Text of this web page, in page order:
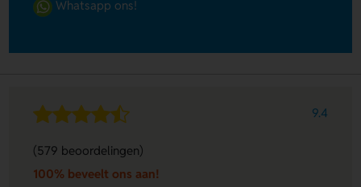
Whatsapp ons!
9.4
(579 beoordelingen)
100% beveelt ons aan!